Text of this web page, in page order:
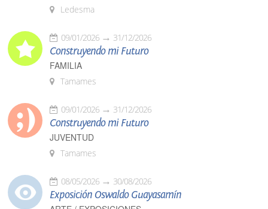
Ledesma
09/01/2026 31/12/2026
Construyendo mi Futuro
FAMILIA
Tamames
09/01/2026 31/12/2026
Construyendo mi Futuro
JUVENTUD
Tamames
08/05/2026 30/08/2026
Exposición Oswaldo Guayasamín